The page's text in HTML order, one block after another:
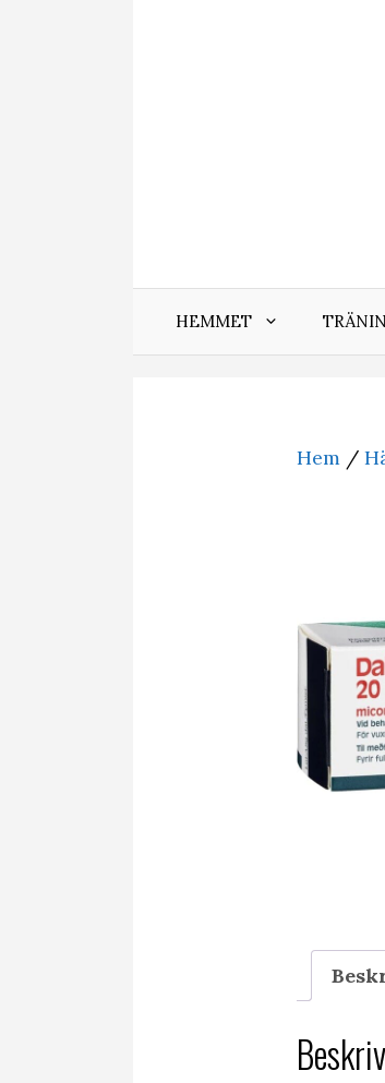
HEMMET
Hem /